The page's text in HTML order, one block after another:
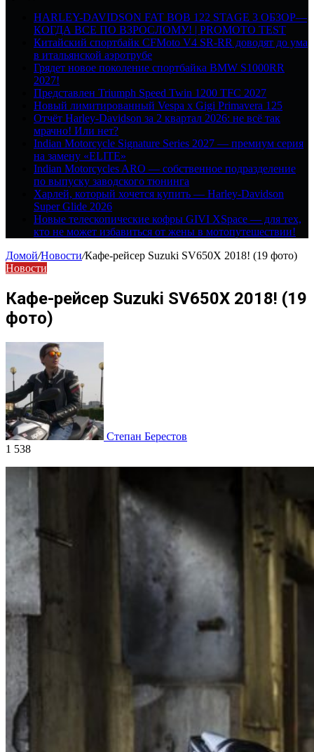
HARLEY-DAVIDSON FAT BOB 122 STAGE 3 ОБЗОР—
КОГДА ВСЕ ПО ВЗРОСЛОМУ! | PROMOTO TEST
Китайский спортбайк CFMoto V4 SR-RR доводят до ума
в итальянской аэротрубе
Грядет новое поколение спортбайка BMW S1000RR
2027!
Представлен Triumph Speed Twin 1200 TFC 2027
Новый лимитированный Vespa x Gigi Primavera 125
Отчёт Harley-Davidson за 2 квартал 2026: не всё так
мрачно! Или нет?
Indian Motorcycle Signature Series 2027 — премиум серия
на замену «ELITE»
Indian Motorcycles ARO — собственное подразделение
по выпуску заводского тюнинга
Харлей, который хочется купить — Harley-Davidson
Super Glide 2026
Новые телескопические кофры GIVI XSpace — для тех,
кто не может избавиться от жены в мотопутешествии!
Домой/Новости/Кафе-рейсер Suzuki SV650X 2018! (19 фото)
Новости
Кафе-рейсер Suzuki SV650X 2018! (19
фото)
Степан Берестов
1 538